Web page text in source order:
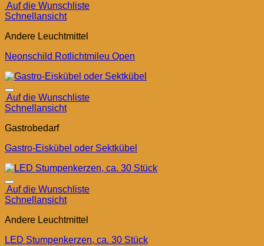
Auf die Wunschliste
Schnellansicht
Andere Leuchtmittel
Neonschild Rotlichtmileu Open
Auf die Wunschliste
Schnellansicht
Gastrobedarf
Gastro-Eiskübel oder Sektkübel
Auf die Wunschliste
Schnellansicht
Andere Leuchtmittel
LED Stumpenkerzen, ca. 30 Stück